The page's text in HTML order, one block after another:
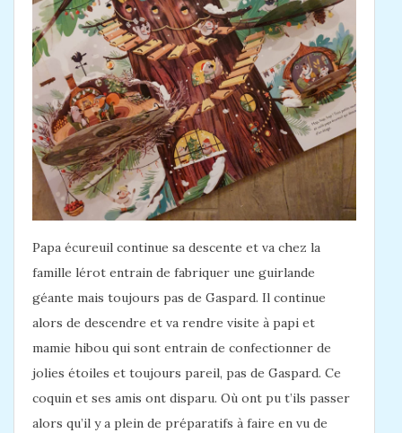
Papa écureuil continue sa descente et va chez la
famille lérot entrain de fabriquer une guirlande
géante mais toujours pas de Gaspard. Il continue
alors de descendre et va rendre visite à papi et
mamie hibou qui sont entrain de confectionner de
jolies étoiles et toujours pareil, pas de Gaspard. Ce
coquin et ses amis ont disparu. Où ont pu t’ils passer
alors qu’il y a plein de préparatifs à faire en vu de